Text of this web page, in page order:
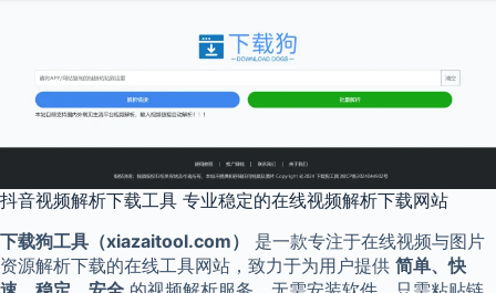
抖音视频解析下载工具 专业稳定的在线视频解析下载网站
下载狗工具（xiazaitool.com）
是一款专注于在线视频与图片
资源解析下载的在线工具网站，致力于为用户提供 简单、快